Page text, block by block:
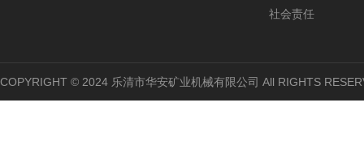
社会责任
COPYRIGHT © 2024 乐清市华安矿业机械有限公司 All RIGHTS